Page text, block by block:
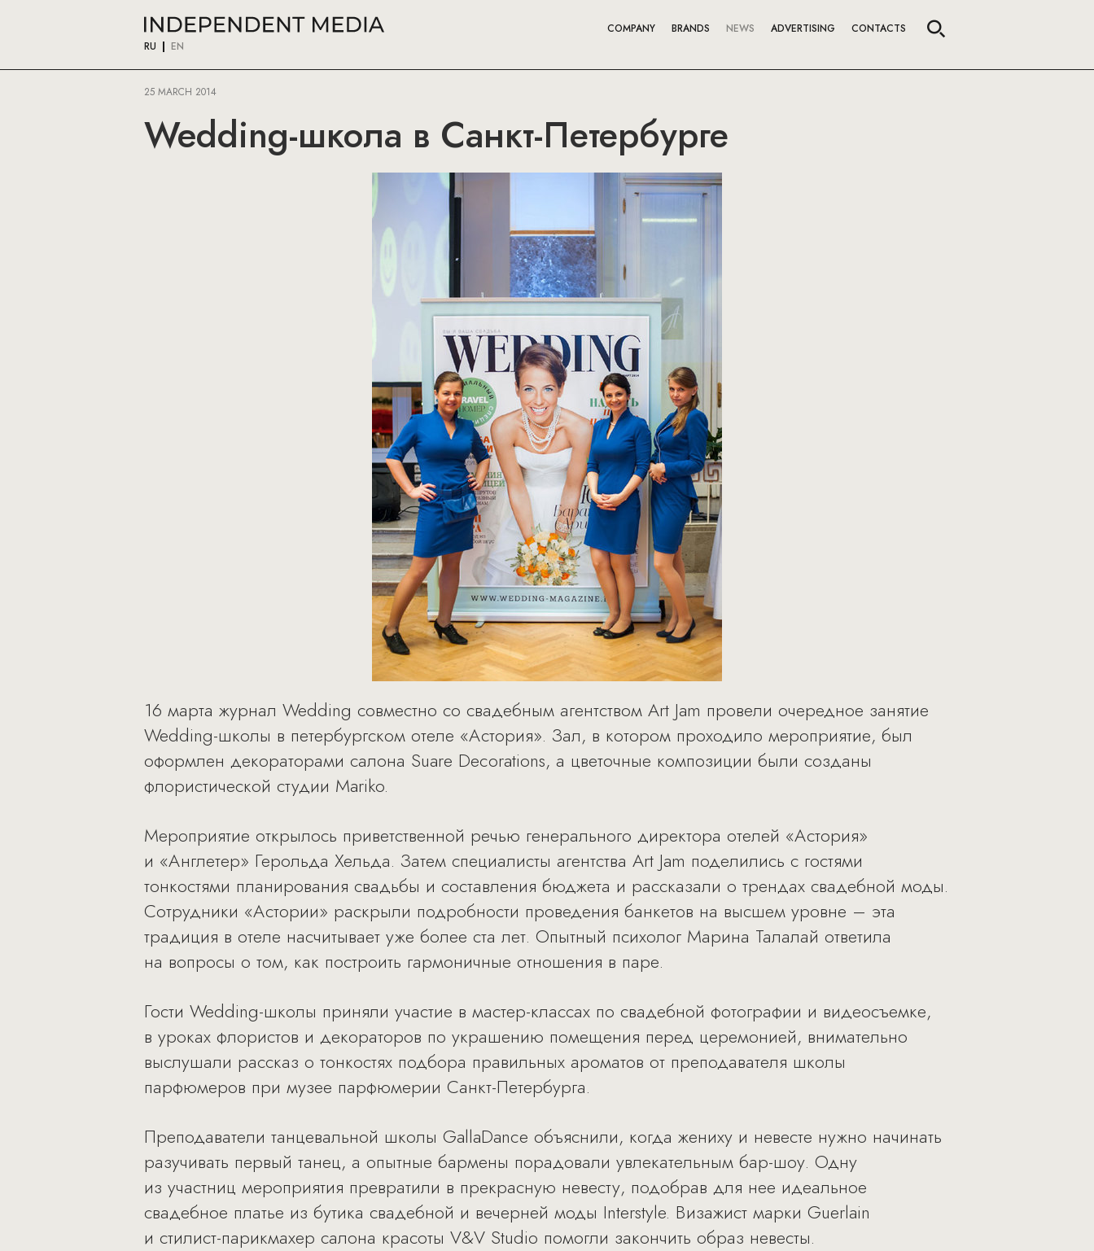
RU EN
COMPANY BRANDS NEWS ADVERTISING CONTACTS
25 MARCH 2014
Wedding-школа в Санкт-Петербурге
16 марта журнал Wedding совместно со свадебным агентством Art Jam провели очередное занятие
Wedding-школы в петербургском отеле «Астория». Зал, в котором проходило мероприятие, был
оформлен декораторами салона Suare Decorations, а цветочные композиции были созданы
флористической студии Mariko.
Мероприятие открылось приветственной речью генерального директора отелей «Астория»
и «Англетер» Герольда Хельда. Затем специалисты агентства Art Jam поделились с гостями
тонкостями планирования свадьбы и составления бюджета и рассказали о трендах свадебной моды.
Сотрудники «Астории» раскрыли подробности проведения банкетов на высшем уровне – эта
традиция в отеле насчитывает уже более ста лет. Опытный психолог Марина Талалай ответила
на вопросы о том, как построить гармоничные отношения в паре.
Гости Wedding-школы приняли участие в мастер-классах по свадебной фотографии и видеосъемке,
в уроках флористов и декораторов по украшению помещения перед церемонией, внимательно
выслушали рассказ о тонкостях подбора правильных ароматов от преподавателя школы
парфюмеров при музее парфюмерии Санкт-Петербурга.
Преподаватели танцевальной школы GallaDance объяснили, когда жениху и невесте нужно начинать
разучивать первый танец, а опытные бармены порадовали увлекательным бар-шоу. Одну
из участниц мероприятия превратили в прекрасную невесту, подобрав для нее идеальное
свадебное платье из бутика свадебной и вечерней моды Interstyle. Визажист марки Guerlain
и стилист-парикмахер салона красоты V&V Studio помогли закончить образ невесты.